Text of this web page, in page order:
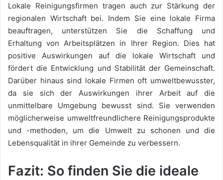
Lokale Reinigungsfirmen tragen auch zur Stärkung der
regionalen Wirtschaft bei. Indem Sie eine lokale Firma
beauftragen, unterstützen Sie die Schaffung und
Erhaltung von Arbeitsplätzen in Ihrer Region. Dies hat
positive Auswirkungen auf die lokale Wirtschaft und
fördert die Entwicklung und Stabilität der Gemeinschaft.
Darüber hinaus sind lokale Firmen oft umweltbewusster,
da sie sich der Auswirkungen ihrer Arbeit auf die
unmittelbare Umgebung bewusst sind. Sie verwenden
möglicherweise umweltfreundlichere Reinigungsprodukte
und -methoden, um die Umwelt zu schonen und die
Lebensqualität in ihrer Gemeinde zu verbessern.
Fazit: So finden Sie die ideale